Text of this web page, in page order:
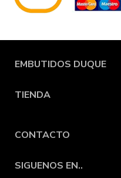
EMBUTIDOS DUQUE
TIENDA
CONTACTO
SIGUENOS EN..